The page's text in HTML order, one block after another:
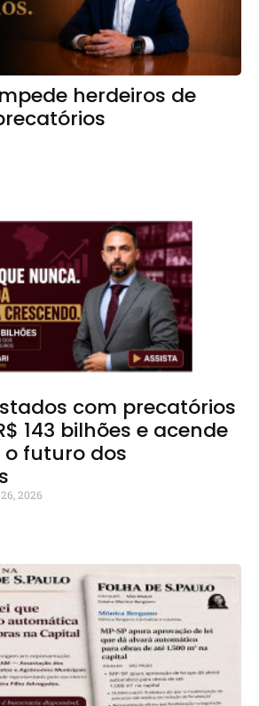
herdeiros de
com precatórios
143 bilhões e acende
futuro dos
2026